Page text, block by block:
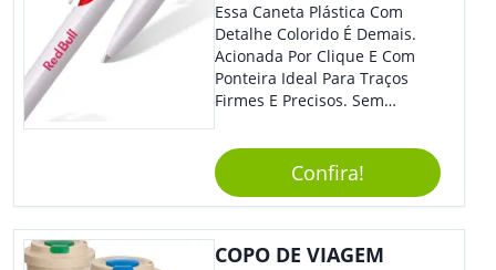
Essa Caneta Plástica Com
Detalhe Colorido É Demais.
Acionada Por Clique E Com
Ponteira Ideal Para Traços
Firmes E Precisos. Sem
Brinde Para Representar Sua
Marca. Dimensões: 1.6 Cm X
13.7 Cm X 1.6 Cm
Confira!
COPO DE VIAGEM